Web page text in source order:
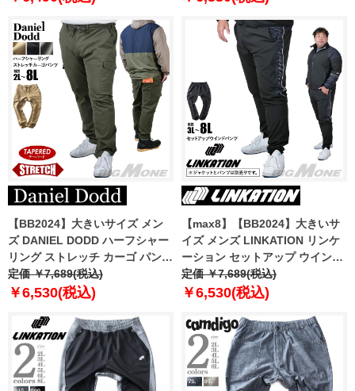
【BB2024】大きいサイズ メン
ズ DANIEL DODD ハーフシャー
リング ストレッチ カーゴ パンツ
テーパード azp240401201t
定価 ￥7,689(税込)
￥6,530(税込)
【max8】【BB2024】大きいサ
イズ メンズ LINKATION リンケ
ーション セットアップ ウインド
パンツ アスレジャー スポーツウ
ェア lkswp-240401
定価 ￥7,689(税込)
￥6,530(税込)